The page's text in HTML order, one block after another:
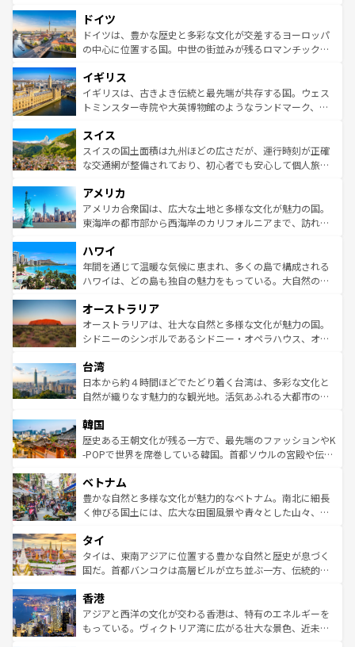
せる。地方によって風土や気候が異なるスペインはその個
性で訪れる人を魅了する。 なお、新着のスペイン情報は コ
ンテンツ一覧を参照してほしい。
で、幅広い魅力が詰まっている。華麗な宮殿、歴史的な大
聖堂、美しいビーチ、そして豊かな自然が、訪れる者を心
から魅了する。また、フランスは美食の国としても知ら
いる。シャンパンの発祥地であるランス、プロヴァンスの
香り高いラベンダー畑など、多彩な楽しみ方が可能だ。さ
らに、パリ以外の地域にも魅力が溢れており、どの街角に
れる地方に足を運ぶとそれぞれで全く異なる文化を体験で
きるだろう。 なお、新着のフランス情報はコンテンツ一覧
を参照してほしい。
ドイツ
ドイツは、豊かな歴史と多彩な文化が交差するヨーロッパ
の中心に位置する国。中世の街並みが残るロマンチック街
顔を持つこの国は、どこを歩いても飽きることがない。ベ
ルリンの文化的活気、バイエルン州のアルプスの絶景、そ
してライン川沿いのワイン畑といった風景は必見。ビール
は、お酒好きな人にはぜひ体験してほしい。 なお、新着の
ドイツ情報はコンテンツ一覧を参照してほしい。
イギリス
イギリスは、古きよき伝統と最先端が共存する国。ウェス
トミンスター寺院や大英博物館のようなランドマーク、歴
リアごとに異なる魅力がある。また、優雅なアフタヌーン
ティー、ビール好きにはたまらない英国パブ、サッカー観
戦など、本場だからこそできる体験も豊富。イギリスを旅
ンツ一覧を参照してほしい。
スイス
スイスの国土面積は九州ほどの広さだが、運行時刻が正確
な交通網が整備されており、初心者でも安心して個人旅行
の建物がそのまま残る町や、スイスならではのユニークな
博物館もあり、アルプス観光だけでなく町歩きも満喫する
ことができる。国民の所得が高いため物価も高いが、旅行
ば市内交通費無料で観光を楽しむこともできる。 なお、新
着のスイス情報はコンテンツ一覧 を参照してほしい。
アメリカ
アメリカ合衆国は、広大な土地と多様な文化が魅力の国。
東海岸の都市部から西海岸のカリフォルニアまで、訪れる
のような巨大都市は、観光、ショッピング、エンターテイ
ンメントが詰まった刺激的なスポットだ。一方、アメリカ
西部には大自然が広がり、グランドキャニオンやイエロー
部のニューオーリンズでは、音楽と美食が融合した独特の
文化が魅力。旅行者はアメリカの各地域で異なる魅力を楽
しみながら、その多様性と豊かな歴史を感じることができ
ならではの贅沢な旅のスタイルだ。 なお、新着のアメリカ
情報はコンテンツ一覧を参照してほしい。
ハワイ
年間を通じて温暖な気候に恵まれ、多くの島で構成される
ハワイは、どの島も独自の魅力をもっている。大自然の神
ワイ島は見逃せない。また、定番の観光地といえばオアフ
島だが、静かな自然を求めるならマウイ島やカウアイ島が
おすすめ。エメラルドグリーンに輝く海をはじめ、豊かな
れるおもてなしの心で訪れる人々を迎えてくれるハワイの
人々、おいしいローカルフードやハワイアンミュージッ
ク、伝統的なフラダンスなど、すべてがハワイの魅力を彩
ワイを、存分に味わってほしい。 なお、新着のハワイ情報
はコンテンツ一覧を参照してほしい。
オーストラリア
オーストラリアは、壮大な自然と多様な文化が魅力の国。
シドニーのシンボルであるシドニー・オペラハウス、オー
リアリーフや大陸中央部にそびえるウルル（エアーズロッ
ク）、タスマニアの美しい原生林やケアンズの熱帯雨林な
ど、見どころがたくさん。また、カフェやワイン、オージ
いる。アクティビティも充実しており、サーフィンやダイ
ビング、ハイキングなど、アウトドア好きにはたまらな
い。オーストラリアの多彩な魅力を存分に味わいつくそ
参照してほしい。
台湾
日本から約４時間ほどでたどり着く台湾は、多彩な文化と
自然が織りなす魅力的な観光地。活気あふれる大都市の台
ン）、静ひつな山岳地帯である台湾東部など、都市の喧騒
と山間の静けさが共存しており、訪れる人に新しい発見と
驚きをもたらしてくれる。また、奥深い台湾の食文化も魅
容にもいいと評判のスイーツなど、バラエティ豊かな料理
が味わえる。 なお、新着の台湾情報は コンテンツ一覧を参
照してほしい。
韓国
歴史ある王朝文化が残る一方で、最先端のファッションやK
-POPで世界を席巻している韓国。首都ソウルの宮殿や伝統
き、地方に足を延ばせば四季折々の自然美を楽しむことが
できる。そして、キムチや焼肉、絶品のストリートフード
まで、さまざまな韓国料理が待っている。夜には、韓国な
リティに包まれながら、韓国の多彩な魅力を心ゆくまで味
わってみてほしい。 なお、新着の韓国情報はコンテンツ一
覧を参照してほしい。
ベトナム
豊かな自然と多様な文化が魅力的なベトナム。南北に細長
く伸びる国土には、広大な田園風景や青々とした山々、世
急速な発展と共に伝統が息づく。ハノイの古い町並みやホ
ーチミン市のフランス統治時代の建物も、独特の雰囲気を
醸し出している。また、バラエティの豊かさとおいしさで
とつ。フォーやバインミー、ベトナムコーヒーなどは、ぜ
ひ現地で味わいたい。どの地域を訪れてもあたたかい人々
が旅行者を迎えてくれるので、きっと忘れられない旅にな
タイ
タイは、東南アジアに位置する豊かな自然と歴史が息づく
国だ。首都バンコクは高層ビルが立ち並ぶ一方、伝統的な
の活気が交差している。北部ではチェンマイなどの山岳地
帯で自然と触れ合い、南部ではプーケットやクラビの美し
いビーチでリゾート気分を楽しむことができる。タイ料理
香港
アジアと西洋の文化が交わる香港は、特有のエネルギーを
もっている。ヴィクトリア湾に広がる壮大な景色、近未来